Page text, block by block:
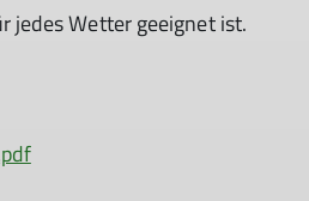
jedes Wetter geeignet ist.